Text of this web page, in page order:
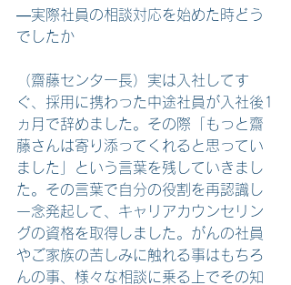
―実際社員の相談対応を始めた時どう
でしたか
（齋藤センター長）実は入社してす
ぐ、採用に携わった中途社員が入社後1
ヵ月で辞めました。その際「もっと齋
藤さんは寄り添ってくれると思ってい
ました」という言葉を残していきまし
た。その言葉で自分の役割を再認識し
一念発起して、キャリアカウンセリン
グの資格を取得しました。がんの社員
やご家族の苦しみに触れる事はもちろ
んの事、様々な相談に乗る上でその知